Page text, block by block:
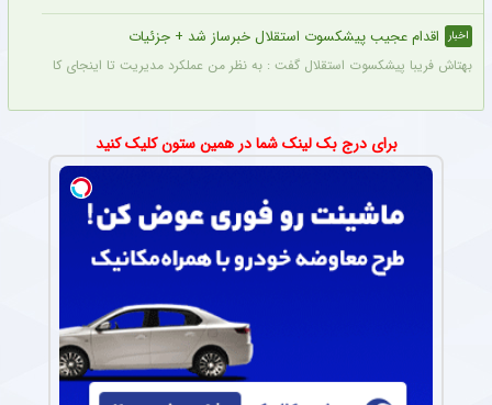
اخبار اقدام عجیب پیشکسوت استقلال خبرساز شد + جزئیات
بهتاش فریبا پیشکسوت استقلال گفت : به نظر من عملکرد مدیریت تا اینجای کار قابل
برای درج بک لینک شما در همین ستون کلیک کنید